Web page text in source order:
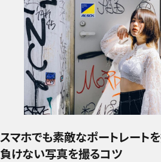
スマホでも素敵なポートレート
負けない写真を撮るコツ